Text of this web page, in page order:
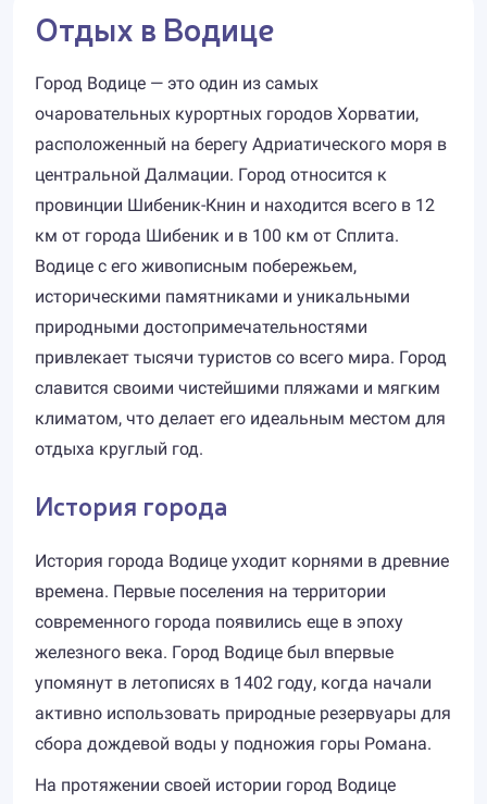
Отдых в Водице
Город Водице — это один из самых
очаровательных курортных городов Хорватии,
расположенный на берегу Адриатического моря в
центральной Далмации. Город относится к
провинции Шибеник-Книн и находится всего в 12
км от города Шибеник и в 100 км от Сплита.
Водице с его живописным побережьем,
историческими памятниками и уникальными
природными достопримечательностями
привлекает тысячи туристов со всего мира. Город
славится своими чистейшими пляжами и мягким
климатом, что делает его идеальным местом для
отдыха круглый год.
История города
История города Водице уходит корнями в древние
времена. Первые поселения на территории
современного города появились еще в эпоху
железного века. Город Водице был впервые
упомянут в летописях в 1402 году, когда начали
активно использовать природные резервуары для
сбора дождевой воды у подножия горы Романа.
На протяжении своей истории город Водице